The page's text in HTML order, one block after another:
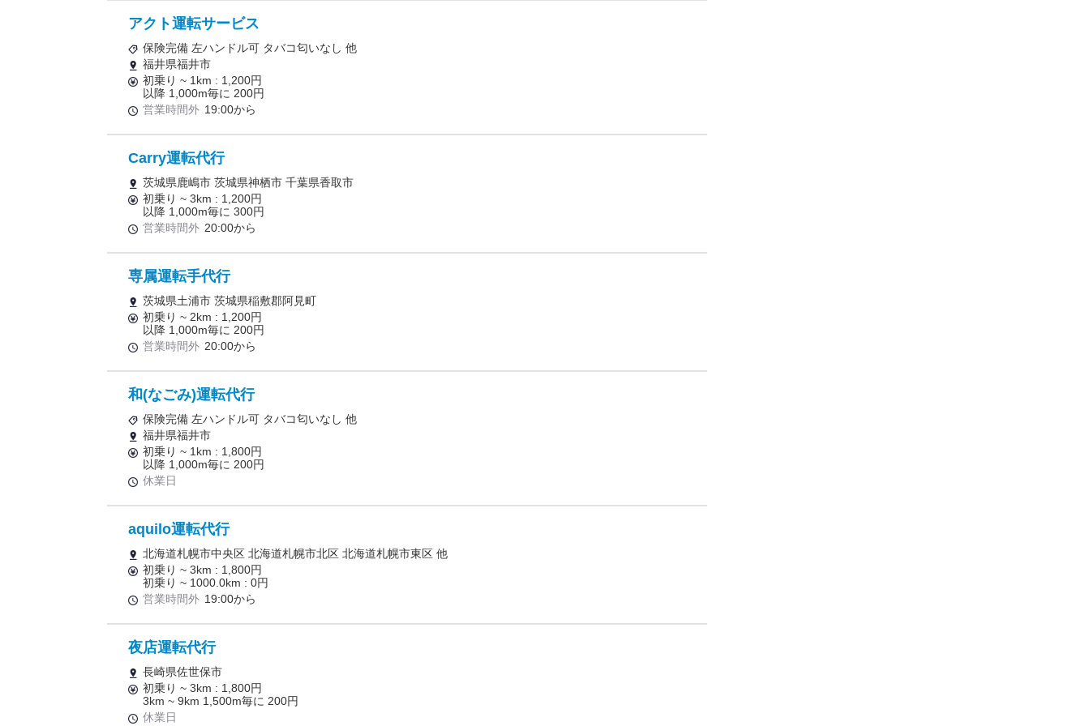
アクト運転サービス
保険完備 左ハンドル可 タバコ匂いなし 他
福井県福井市
初乗り ~ 1km : 1,200円
以降 1,000m毎に 200円
営業時間外 19:00から
Carry運転代行
茨城県鹿嶋市 茨城県神栖市 千葉県香取市
初乗り ~ 3km : 1,200円
以降 1,000m毎に 300円
営業時間外 20:00から
専属運転手代行
茨城県土浦市 茨城県稲敷郡阿見町
初乗り ~ 2km : 1,200円
以降 1,000m毎に 200円
営業時間外 20:00から
和(なごみ)運転代行
保険完備 左ハンドル可 タバコ匂いなし 他
福井県福井市
初乗り ~ 1km : 1,800円
以降 1,000m毎に 200円
休業日
aquilo運転代行
北海道札幌市中央区 北海道札幌市北区 北海道札幌市東区 他
初乗り ~ 3km : 1,800円
初乗り ~ 1000.0km : 0円
営業時間外 19:00から
夜店運転代行
長崎県佐世保市
初乗り ~ 3km : 1,800円
3km ~ 9km 1,500m毎に 200円
休業日